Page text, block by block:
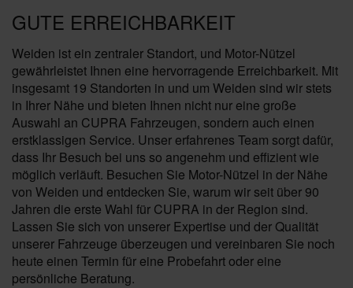
GUTE ERREICHBARKEIT
Weiden ist ein zentraler Standort, und Motor-Nützel
gewährleistet Ihnen eine hervorragende Erreichbarkeit. Mit
insgesamt 19 Standorten in und um Weiden sind wir stets
in Ihrer Nähe und bieten Ihnen nicht nur eine große
Auswahl an CUPRA Fahrzeugen, sondern auch einen
erstklassigen Service. Unser erfahrenes Team sorgt dafür,
dass Ihr Besuch bei uns so angenehm und effizient wie
möglich verläuft. Besuchen Sie Motor-Nützel in der Nähe
von Weiden und entdecken Sie, warum wir seit über 90
Jahren die erste Wahl für CUPRA in der Region sind.
Lassen Sie sich von unserer Expertise und der Qualität
unserer Fahrzeuge überzeugen und vereinbaren Sie noch
heute einen Termin für eine Probefahrt oder eine
persönliche Beratung.